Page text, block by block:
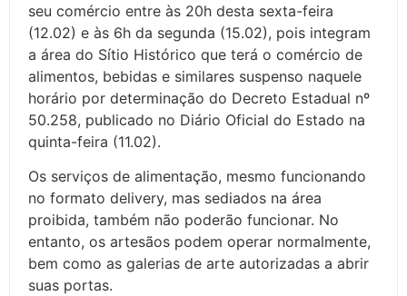
seu comércio entre às 20h desta sexta-feira
(12.02) e às 6h da segunda (15.02), pois integram
a área do Sítio Histórico que terá o comércio de
alimentos, bebidas e similares suspenso naquele
horário por determinação do Decreto Estadual nº
50.258, publicado no Diário Oficial do Estado na
quinta-feira (11.02).
Os serviços de alimentação, mesmo funcionando
no formato delivery, mas sediados na área
proibida, também não poderão funcionar. No
entanto, os artesãos podem operar normalmente,
bem como as galerias de arte autorizadas a abrir
suas portas.